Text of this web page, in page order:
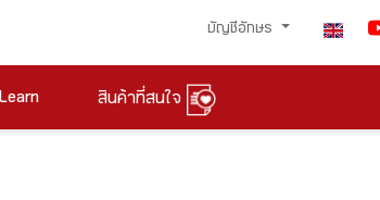
บัญชีอักษร
สินค้าที่สนใจ